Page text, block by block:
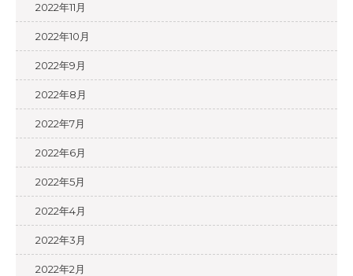
2022年11月
2022年10月
2022年9月
2022年8月
2022年7月
2022年6月
2022年5月
2022年4月
2022年3月
2022年2月